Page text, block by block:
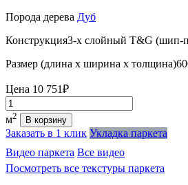
Порода дерева Дуб
Конструкция3-х слойный T&G (шип-
Размер (длина х ширина х толщина)
Цена 10 751₽
Количество
м2 В корзину
Заказать в 1 клик Укладка паркета
Видео паркета Все видео
Посмотреть все текстуры паркета